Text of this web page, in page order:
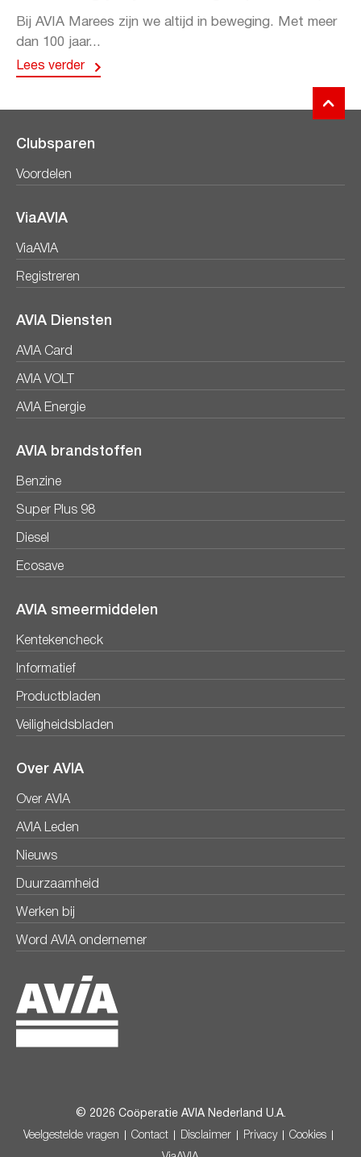
Bij AVIA Marees zijn we altijd in beweging. Met meer
dan 100 jaar...
Lees verder
Clubsparen
Voordelen
ViaAVIA
ViaAVIA
Registreren
AVIA Diensten
AVIA Card
AVIA VOLT
AVIA Energie
AVIA brandstoffen
Benzine
Super Plus 98
Diesel
Ecosave
AVIA smeermiddelen
Kentekencheck
Informatief
Productbladen
Veiligheidsbladen
Over AVIA
Over AVIA
AVIA Leden
Nieuws
Duurzaamheid
Werken bij
Word AVIA ondernemer
© 2026 Coöperatie AVIA Nederland U.A.
Veelgestelde vragen Contact Disclaimer Privacy Cookies